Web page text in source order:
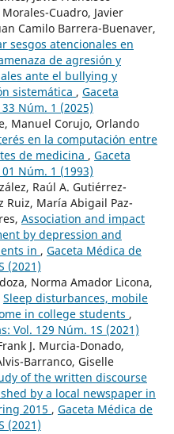
Cuadro, Javier
Camilo Barrera-Buenaver,
sesgos atencionales en
de agresión y
ante el bullying y
sistemática , Gaceta
Núm. 1 (2025)
Manuel Corujo, Orlando
en la computación entre
de medicina , Gaceta
Núm. 1 (1993)
Raúl A. Gutiérrez-
Ruiz, María Abigail Paz-
Association and impact
by depression and
in , Gaceta Médica de
(2021)
Norma Amador Licona,
Sleep disturbances, mobile
in college students ,
Vol. 129 Núm. 1S (2021)
J. Murcia-Donado,
Barranco, Giselle
of the written discourse
by a local newspaper in
2015 , Gaceta Médica de
(2021)